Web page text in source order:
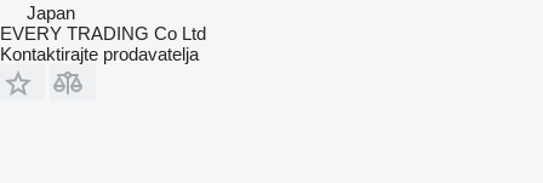
Japan
EVERY TRADING Co Ltd
Kontaktirajte prodavatelja